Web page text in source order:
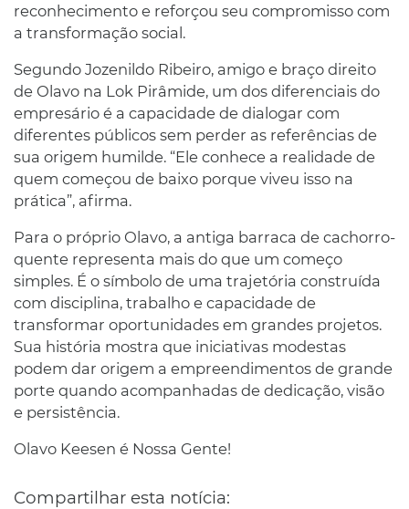
reconhecimento e reforçou seu compromisso com
a transformação social.
Segundo Jozenildo Ribeiro, amigo e braço direito
de Olavo na Lok Pirâmide, um dos diferenciais do
empresário é a capacidade de dialogar com
diferentes públicos sem perder as referências de
sua origem humilde. “Ele conhece a realidade de
quem começou de baixo porque viveu isso na
prática”, afirma.
Para o próprio Olavo, a antiga barraca de cachorro-
quente representa mais do que um começo
simples. É o símbolo de uma trajetória construída
com disciplina, trabalho e capacidade de
transformar oportunidades em grandes projetos.
Sua história mostra que iniciativas modestas
podem dar origem a empreendimentos de grande
porte quando acompanhadas de dedicação, visão
e persistência.
Olavo Keesen é Nossa Gente!
Compartilhar esta notícia: